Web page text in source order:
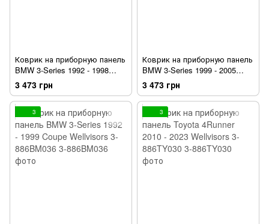
Коврик на приборную панель
BMW 3-Series 1992 - 1998
Sedan Wellvisors 3-886BM033
3 473 грн
Коврик на приборную панель
BMW 3-Series 1999 - 2005
Wellvisors 3-886BM034
3 473 грн
3 3